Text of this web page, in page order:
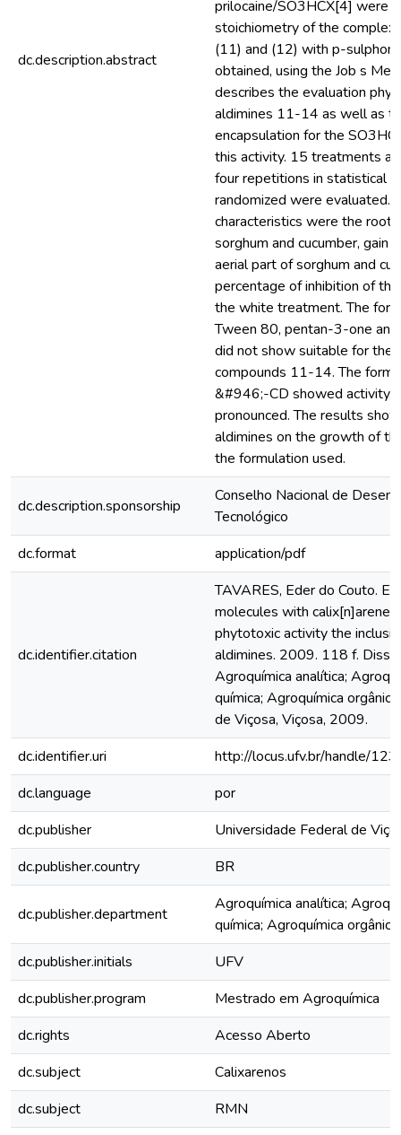
dc.description.abstract
prilocaine/SO3HCX[4] were
stoichiometry of the
(11) and (12) with p-
obtained, using the Job s
describes the evaluation
aldimines 11-14 as well as
encapsulation for the
this activity. 15 treatments
four repetitions in statistical
randomized were evaluated.
characteristics were the root
sorghum and cucumber, gain
aerial part of sorghum and
percentage of inhibition of
the white treatment. The
Tween 80, pentan-3-one
did not show suitable for the
compounds 11-14. The
&#946;-CD showed activity,
pronounced. The results
aldimines on the growth of
the formulation used.
dc.description.sponsorship
Conselho Nacional de
Tecnológico
dc.format
application/pdf
dc.identifier.citation
TAVARES, Eder do Couto.
molecules with
phytotoxic activity the
aldimines. 2009. 118 f.
Agroquímica analítica;
química; Agroquímica
de Viçosa, Viçosa, 2009.
dc.identifier.uri
http://locus.ufv.br/handle/
dc.language
por
dc.publisher
Universidade Federal de
dc.publisher.country
BR
dc.publisher.department
Agroquímica analítica;
química; Agroquímica orgânica
dc.publisher.initials
UFV
dc.publisher.program
Mestrado em Agroquímica
dc.rights
Acesso Aberto
dc.subject
Calixarenos
dc.subject
RMN